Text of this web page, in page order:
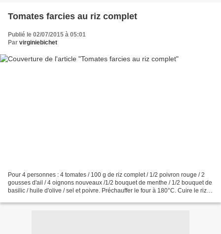
Tomates farcies au riz complet
Publié le 02/07/2015 à 05:01
Par virginiebichet
Pour 4 personnes : 4 tomates / 100 g de riz complet / 1/2 poivron rouge / 2
gousses d'ail / 4 oignons nouveaux /1/2 bouquet de menthe / 1/2 bouquet de
basilic / huile d'olive / sel et poivre. Préchauffer le four à 180°C. Cuire le riz